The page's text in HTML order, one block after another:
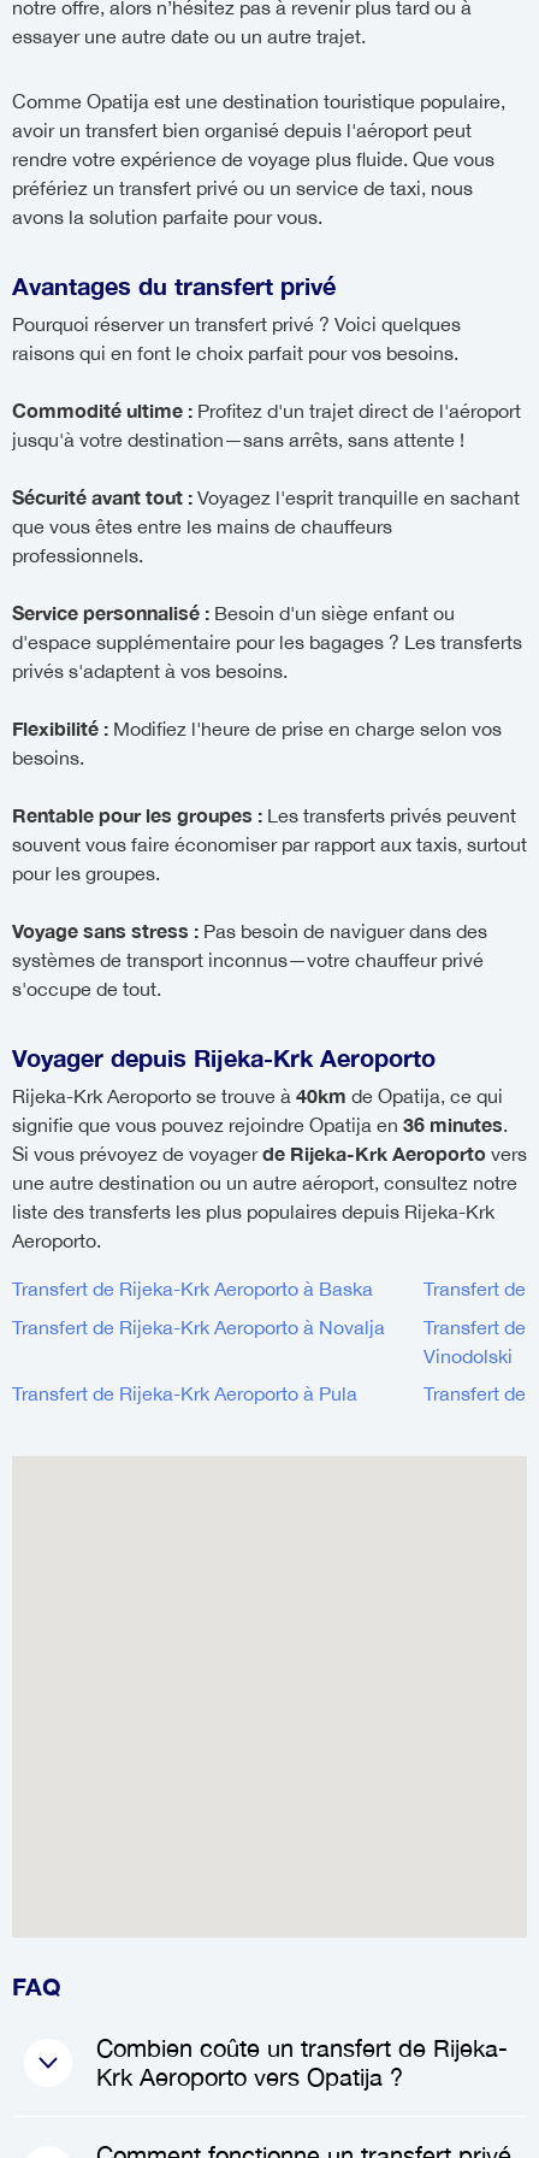
notre offre, alors n’hésitez pas à revenir plus tard ou à
essayer une autre date ou un autre trajet.
Comme Opatija est une destination touristique populaire,
avoir un transfert bien organisé depuis l'aéroport peut
rendre votre expérience de voyage plus fluide. Que vous
préfériez un transfert privé ou un service de taxi, nous
avons la solution parfaite pour vous.
Avantages du transfert privé
Pourquoi réserver un transfert privé ? Voici quelques
raisons qui en font le choix parfait pour vos besoins.
Commodité ultime : Profitez d'un trajet direct de l'aéroport
jusqu'à votre destination—sans arrêts, sans attente !
Sécurité avant tout : Voyagez l'esprit tranquille en sachant
que vous êtes entre les mains de chauffeurs
professionnels.
Service personnalisé : Besoin d'un siège enfant ou
d'espace supplémentaire pour les bagages ? Les transferts
privés s'adaptent à vos besoins.
Flexibilité : Modifiez l'heure de prise en charge selon vos
besoins.
Rentable pour les groupes : Les transferts privés peuvent
souvent vous faire économiser par rapport aux taxis, surtout
pour les groupes.
Voyage sans stress : Pas besoin de naviguer dans des
systèmes de transport inconnus—votre chauffeur privé
s'occupe de tout.
Voyager depuis Rijeka-Krk Aeroporto
Rijeka-Krk Aeroporto se trouve à 40km de Opatija, ce qui
signifie que vous pouvez rejoindre Opatija en 36 minutes.
Si vous prévoyez de voyagerde Rijeka-Krk Aeroporto vers
une autre destination ou un autre aéroport, consultez notre
liste des transferts les plus populaires depuis Rijeka-Krk
Aeroporto.
Transfert de Rijeka-Krk Aeroporto à Baska
Transfert de
Transfert de Rijeka-Krk Aeroporto à Novalja
Transfert de
Vinodolski
Transfert de Rijeka-Krk Aeroporto à Pula
Transfert de
FAQ
Combien coûte un transfert de Rijeka-
Krk Aeroporto vers Opatija ?
Le coût d'un Transfert aéroport